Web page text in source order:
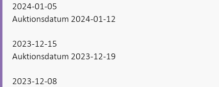
2024-01-05
Auktionsdatum 2024-01-12
2023-12-15
Auktionsdatum 2023-12-19
2023-12-08